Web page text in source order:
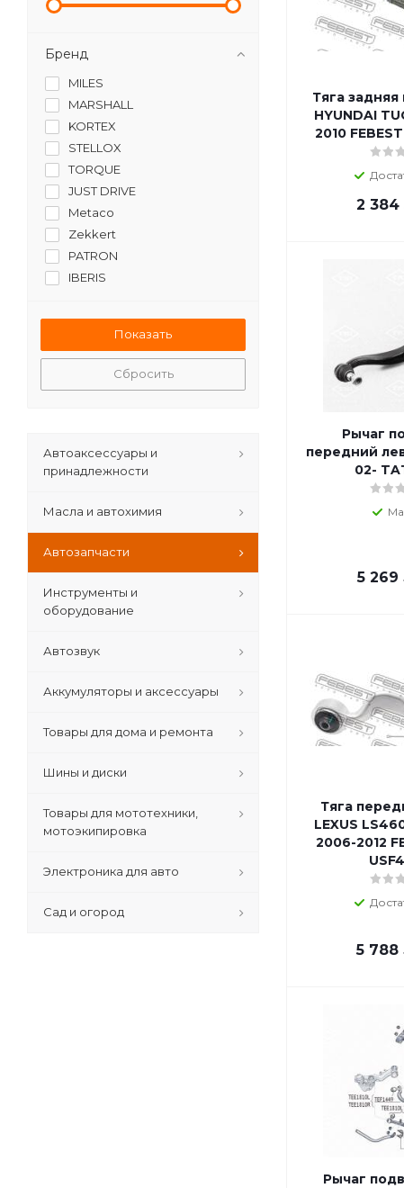
Тяга
HYUNDAI
2010
2 384
Рычаг
передний
02-
5 269
Тяга
LEXUS
2006-2012
5 788
Рычаг
Бренд
MILES
MARSHALL
KORTEX
STELLOX
TORQUE
JUST DRIVE
Metaco
Zekkert
PATRON
IBERIS
FIXAR
SAT
ACDelco
GANZ
CTR
Сбросить
Автоаксессуары и
принадлежности
Масла и автохимия
Автозапчасти
Инструменты и
оборудование
Автозвук
Аккумуляторы и аксессуары
Товары для дома и ремонта
Шины и диски
Товары для мототехники,
мотоэкипировка
Электроника для авто
Сад и огород